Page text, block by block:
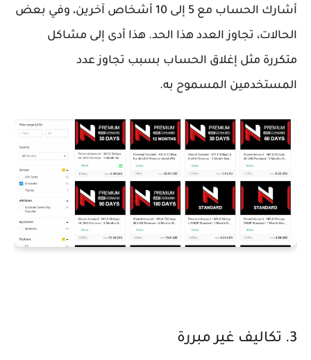
أشارك الحساب مع 5 إلى 10 أشخاص آخرين، وفي بعض
الحالات، تجاوز العدد هذا الحد. هذا أدى إلى مشاكل
متكررة مثل إغلاق الحساب بسبب تجاوز عدد
المستخدمين المسموح به.
3. تكاليف غير مبررة